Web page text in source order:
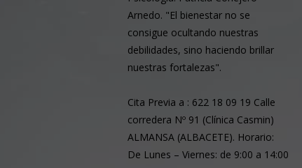
Arnedo. "El bienestar no se
consigue ocultando nuestras
debilidades, sino haciendo brillar
nuestras fortalezas".
Cita Previa a : 622 18 09 19 Calle
corredera Nº 91 (Clínica Casmin)
ALMANSA (ALBACETE). Horario:
De Lunes – Viernes: de 9:00 a 14:00